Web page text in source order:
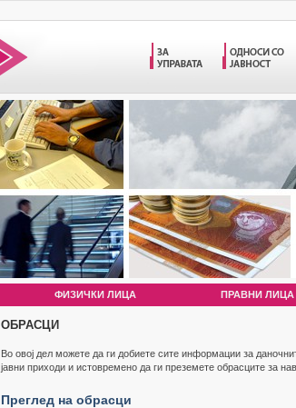
ФИЗИЧКИ ЛИЦА ПРАВНИ ЛИЦА
ОБРАСЦИ
Во овој дел можете да ги добиете сите информации за
јавни приходи и истовремено да ги преземете обрасците за
Преглед на обрасци